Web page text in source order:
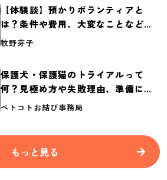
【体験談】預かりボランティアと
は？条件や費用、大変なことなど紹
介
牧野芽子
保護犬・保護猫のトライアルって
何？見極め方や失敗理由、準備に必
要なものを紹介
ペトコトお結び事務局
もっと見る